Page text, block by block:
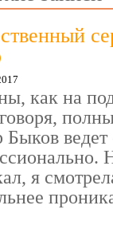
как на
Быков ведет
я